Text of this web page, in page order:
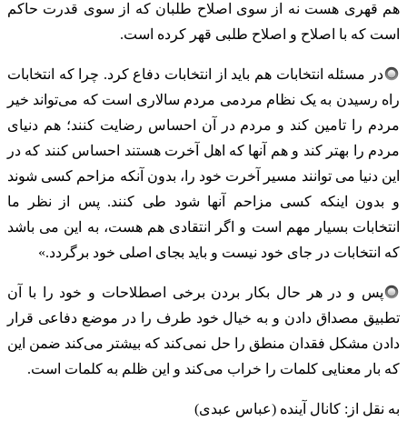
هم قهری هست نه از سوی اصلاح طلبان که از سوی قدرت حاکم
است که با اصلاح و اصلاح طلبی قهر کرده است.
در مسئله انتخابات هم باید از انتخابات دفاع کرد. چرا که انتخابات
راه رسیدن به یک نظام مردمی مردم سالاری است که می‌تواند خیر
مردم را تامین کند و مردم در آن احساس رضایت کنند؛ هم دنیای
مردم را بهتر کند و هم آنها که اهل آخرت هستند احساس کنند که در
این دنیا می توانند مسیر آخرت خود را، بدون آنکه مزاحم کسی شوند
و بدون اینکه کسی مزاحم آنها شود طی کنند. پس از نظر ما
انتخابات بسیار مهم است و اگر انتقادی هم هست، به این می باشد
که انتخابات در جای خود نیست و باید بجای اصلی خود برگردد.»
پس و در هر حال بکار بردن برخی اصطلاحات و خود را با آن
تطبیق مصداق دادن و به خیال خود طرف را در موضع دفاعی قرار
دادن مشکل فقدان منطق را حل نمی‌کند که بیشتر می‌کند ضمن این
که بار معنایی کلمات را خراب می‌کند و این ظلم به کلمات است.
به نقل از: کانال آینده (عباس عبدی)